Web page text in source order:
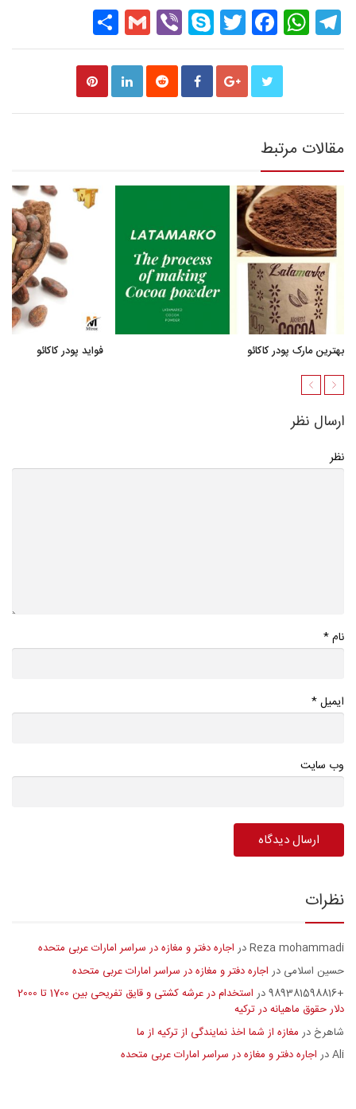
Telegram
WhatsApp
Facebook
Twitter
Skype
Viber
Gmail
مقالات مرتبط
بهترین مارک پودر کاکائو فواید پودر کاکائو
ارسال نظر
نظر
نام*
ایمیل*
وب سایت
نظرات
Reza mohammadiدر اجاره دفتر و مغازه در سراسر امارات عربی متحده
حسین اسلامی در اجاره دفتر و مغازه در سراسر امارات عربی متحده
+989381598816
در
استخدام در عرشه کشتی و قایق تفریحی بین 1700 تا 2000
دلار حقوق ماهیانه در ترکیه
شاهرخ در مغازه از شما اخذ نمایندگی از ترکیه از ما
Aliدر اجاره دفتر و مغازه در سراسر امارات عربی متحده